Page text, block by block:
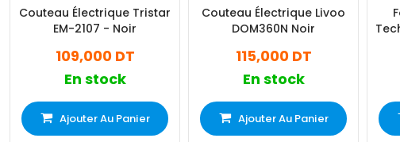
Couteau Électrique Tristar
EM-2107 - Noir
109,000 DT
En stock
Ajouter Au Panier
Couteau Électrique Livoo
DOM360N Noir
115,000 DT
En stock
Ajouter Au Panier